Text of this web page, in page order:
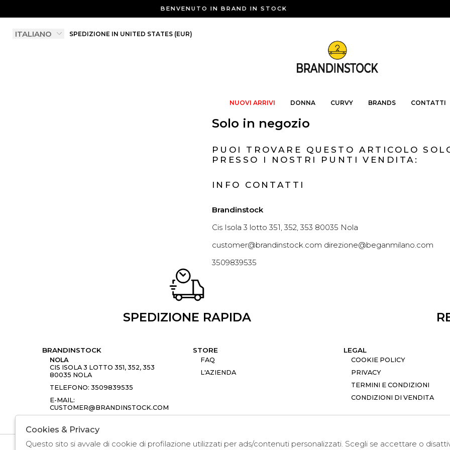
BENVENUTO IN BRAND IN STOCK
SPEDIZIONE IN UNITED STATES (EUR)
NUOVI ARRIVI DONNA CURVY BRANDS CONTATTI
Solo in negozio
PUOI TROVARE QUESTO ARTICOLO
PRESSO I NOSTRI PUNTI VENDITA:
INFO CONTATTI
Brandinstock
Cis Isola 3 lotto 351, 352, 353 80035 Nola
customer@brandinstock.com direzione@beganmilano.com
3509839535
SPEDIZIONE RAPIDA
BRANDINSTOCK
NOLA
CIS ISOLA 3 LOTTO 351, 352, 353
80035 NOLA
TELEFONO: 3509839535
E-MAIL:
CUSTOMER@BRANDINSTOCK.COM
STORE
FAQ
L'AZIENDA
LEGAL
COOKIE POLICY
PRIVACY
TERMINI E CONDIZIONI
CONDIZIONI DI VENDITA
Cookies & Privacy
Questo sito si avvale di cookie di profilazione utilizzati per ads/contenuti personalizzati. Scegli se accettare o